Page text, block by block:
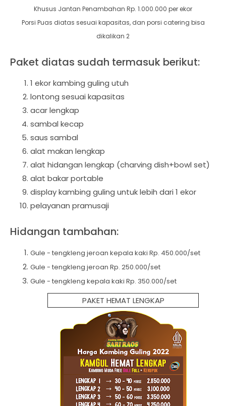
Khusus Jantan Penambahan Rp. 1.000.000 per ekor
Porsi Puas diatas sesuai kapasitas, dan porsi catering bisa
dikalikan 2
Paket diatas sudah termasuk berikut:
1 ekor kambing guling utuh
lontong sesuai kapasitas
acar lengkap
sambal kecap
saus sambal
alat makan lengkap
alat hidangan lengkap (charving dish+bowl set)
alat bakar portable
display kambing guling untuk lebih dari 1 ekor
pelayanan pramusaji
Hidangan tambahan:
Gule - tengkleng jeroan kepala kaki Rp. 450.000/set
Gule - tengkleng jeroan Rp. 250.000/set
Gule - tengkleng kepala kaki Rp. 350.000/set
PAKET HEMAT LENGKAP